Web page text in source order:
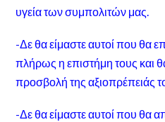
υγεία των συμπολιτών μας.
-Δε θα είμαστε αυτοί που θα
πλήρως η επιστήμη τους και
προσβολή της αξιοπρέπειάς
-Δε θα είμαστε αυτοί που θα